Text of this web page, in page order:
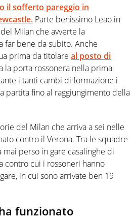
il sofferto pareggio in
Parte benissimo Leao in
Milan che avverte la
far bene da subito. Anche
prima da titolare al posto di
la porta rossonera nella prima
i tanti cambi di formazione i
partita fino al raggiungimento della
del Milan che arriva a sei nelle
contro il Verona. Tra le squadre
perso in gare casalinghe di
contro cui i rossoneri hanno
in cui sono arrivate ben 19
funzionato